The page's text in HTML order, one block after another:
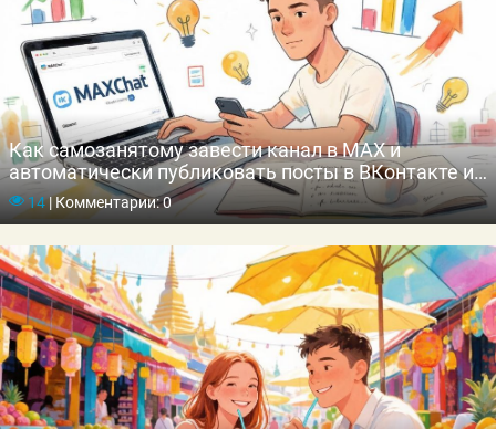
Как самозанятому завести канал в MAX и
автоматически публиковать посты в ВКонтакте и
Одноклассниках
14|Комментарии: 0